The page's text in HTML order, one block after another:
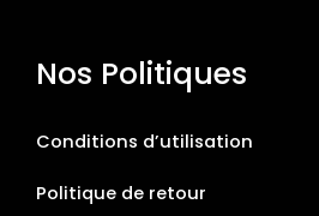
Nos Politiques
Conditions d’utilisation
Politique de retour